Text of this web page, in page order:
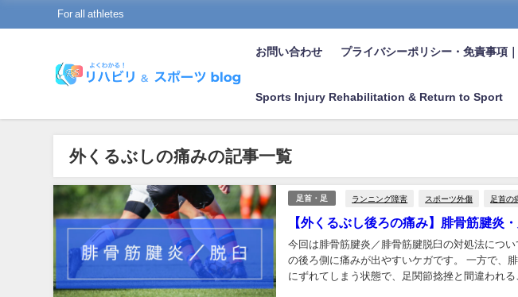
For all athletes
お問い合わせ プライバシーポリシー・免責事
Sports Injury Rehabilitation & Return to Sport
外くるぶしの痛みの記事一覧
足首・足 ランニング障害 スポーツ外傷 足首の
【外くるぶし後ろの痛み】腓骨筋腱炎
今回は腓骨筋腱炎／腓骨筋腱脱臼の対処法につ
の後ろ側に痛みが出やすいケガです。 一方で、
にずれてしまう状態で、足関節捻挫と間違われ